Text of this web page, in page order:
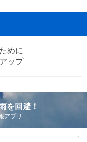
めに
ップ
を回避！
アプリ